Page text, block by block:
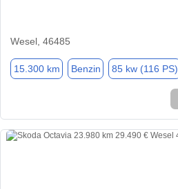
Wesel, 46485
15.300 km Benzin 85 kw (116 PS)